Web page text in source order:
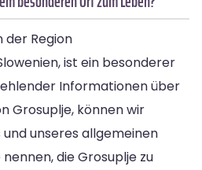
der Region
ist ein besonderer
Informationen über
Grosuplje, können wir
unseres allgemeinen
die Grosuplje zu